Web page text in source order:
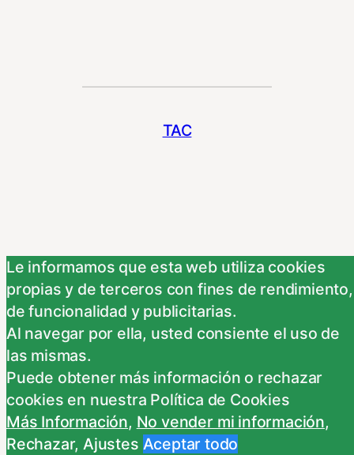
TAC
© 2023 Tema porAnders Norén
Le informamos que esta web utiliza cookies
propias y de terceros con fines de rendimiento,
de funcionalidad y publicitarias.
Al navegar por ella, usted consiente el uso de
las mismas.
Puede obtener más información o rechazar
cookies en nuestra Política de Cookies
Más Información, No vender mi información,
Rechazar,Ajustes Aceptar todo